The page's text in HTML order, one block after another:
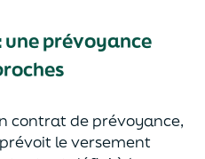
une prévoyance
contrat de prévoyance,
le versement